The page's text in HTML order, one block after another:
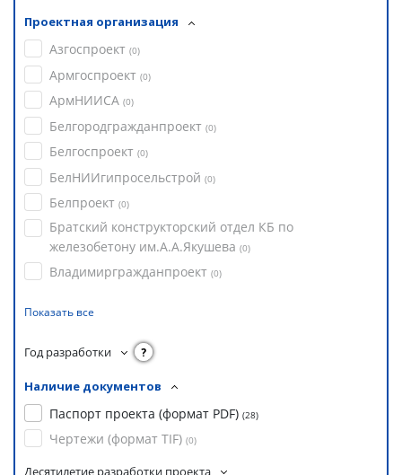
Проектная организация
Азгоспроект (0)
Армгоспроект (0)
АрмНИИСА (0)
Белгородгражданпроект (0)
Белгоспроект (0)
БелНИИгипросельстрой (0)
Белпроект (0)
Братский конструкторский отдел КБ по
железобетону им.А.А.Якушева (0)
Владимиргражданпроект (0)
Показать все
Год разработки ?
Наличие документов
Паспорт проекта (формат PDF) (28)
Чертежи (формат TIF) (0)
Десятилетие разработки проекта